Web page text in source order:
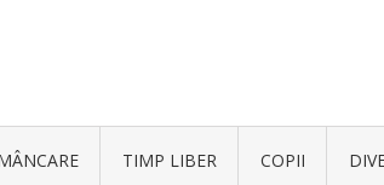
TIMP LIBER COPII